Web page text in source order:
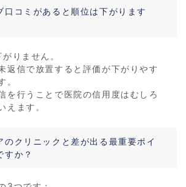
口コミがあると順位は下がります
りません。
返信で放置すると評価が下がりやす
。
を行うことで医院の信用度はむしろ
えます。
のクリニックと差が出る最重要ポイ
すか？